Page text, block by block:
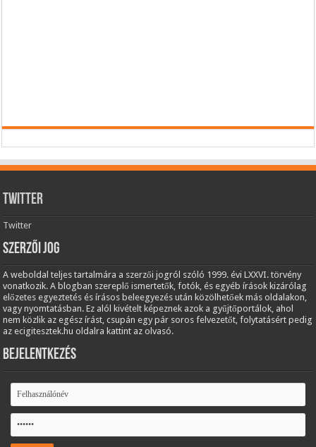
Twitter
Twitter
Szerzői jog
A weboldal teljes tartalmára a szerzői jogról szóló 1999. évi LXXVI. törvény
vonatkozik. A blogban szereplő ismertetők, fotók, és egyéb írások kizárólag
előzetes egyeztetés és írásos beleegyezés után közölhetőek más oldalakon,
vagy nyomtatásban. Ez alól kivételt képeznek azok a gyűjtőportálok, ahol
nem közlik az egész írást, csupán egy pár soros felvezetőt, folytatásért pedig
az ecigitesztek.hu oldalra kattint az olvasó.
Bejelentkezés